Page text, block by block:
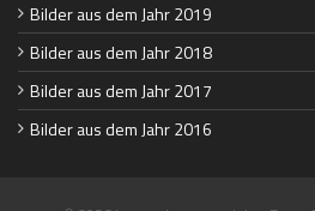
Bilder aus dem Jahr 2019
Bilder aus dem Jahr 2018
Bilder aus dem Jahr 2017
Bilder aus dem Jahr 2016